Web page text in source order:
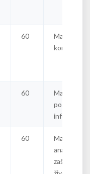
60
Master
60
Master
poslovni
60
Master
analitičar za
zaštitu